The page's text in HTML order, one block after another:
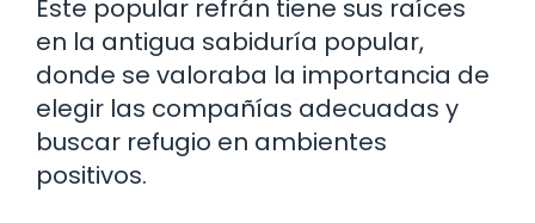
Este popular refrán tiene sus raíces
en la antigua sabiduría popular,
donde se valoraba la importancia de
elegir las compañías adecuadas y
buscar refugio en ambientes
positivos.